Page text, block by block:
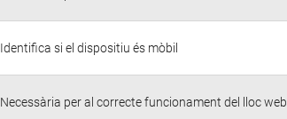
Identifica si el dispositiu és mòbil
Necessària per al correcte funcionament del lloc web